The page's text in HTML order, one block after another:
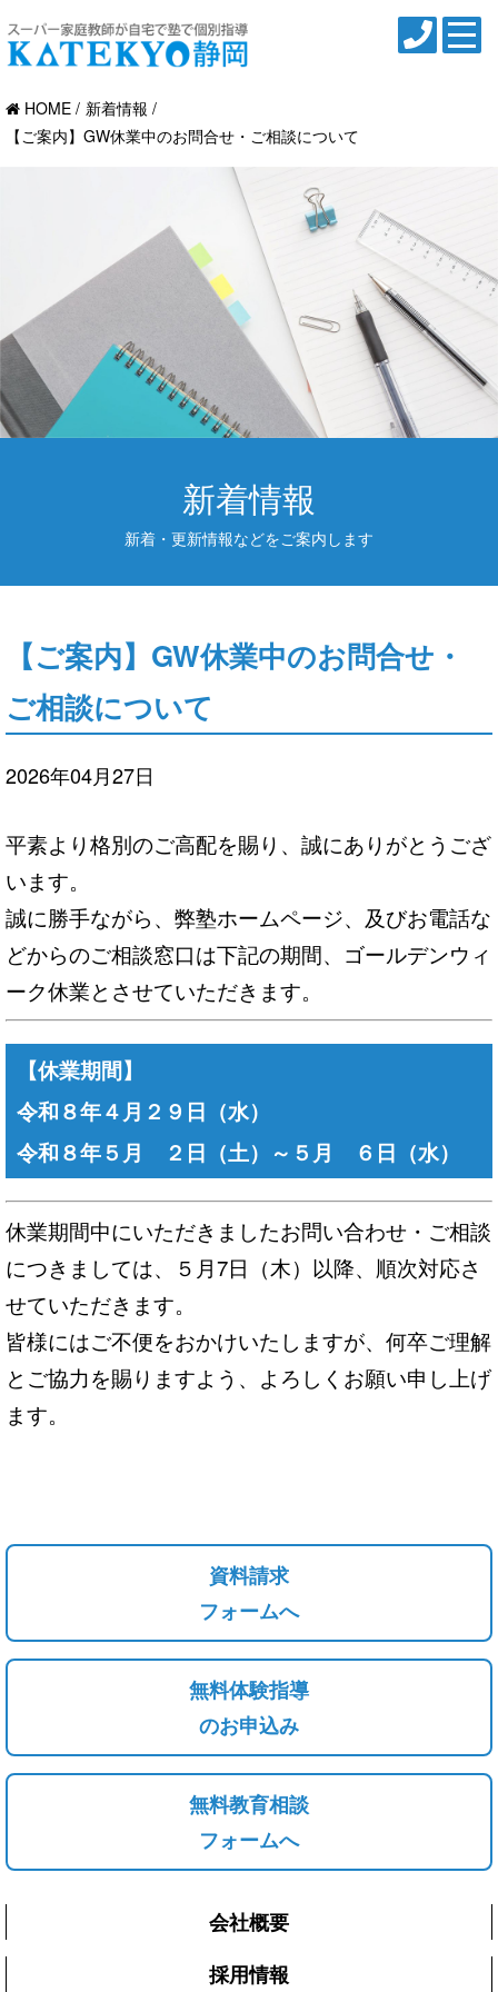
HOME
新着情報
【ご案内】GW休業中のお問合せ・ご相談について
新着情報
新着・更新情報などをご案内します
【ご案内】GW休業中のお問合せ・
ご相談について
2026年04月27日
平素より格別のご高配を賜り、誠にありがとうござ
います。
誠に勝手ながら、弊塾ホームページ、及びお電話な
どからのご相談窓口は下記の期間、ゴールデンウィ
ーク休業とさせていただきます。
【休業期間】
令和８年４月２９日（水）
令和８年５月 ２日（土）～５月 ６日（水）
休業期間中にいただきましたお問い合わせ・ご相談
につきましては、５月7日（木）以降、順次対応さ
せていただきます。
皆様にはご不便をおかけいたしますが、何卒ご理解
とご協力を賜りますよう、よろしくお願い申し上げ
ます。
資料請求
フォームへ
無料体験指導
のお申込み
無料教育相談
フォームへ
会社概要
採用情報